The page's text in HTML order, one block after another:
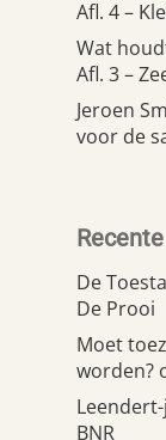
Afl. 4 –
Wat
Afl. 3 –
Jeroen
voor de
De
De Prooi
Moet
worden?
BNR